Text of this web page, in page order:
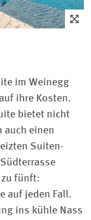
im Weinegg
ihre Kosten.
bietet nicht
auch einen
Suiten-
zu fünft:
auf jeden Fall.
ins kühle Nass